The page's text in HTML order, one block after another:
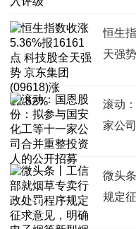
恒生
天强
滚动
家公
微头
规定